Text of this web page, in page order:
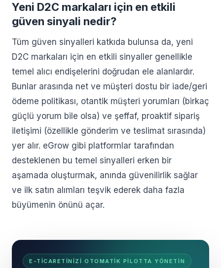
Yeni D2C markaları için en etkili
güven sinyali nedir?
Tüm güven sinyalleri katkıda bulunsa da, yeni
D2C markaları için en etkili sinyaller genellikle
temel alıcı endişelerini doğrudan ele alanlardır.
Bunlar arasında net ve müşteri dostu bir iade/geri
ödeme politikası, otantik müşteri yorumları (birkaç
güçlü yorum bile olsa) ve şeffaf, proaktif sipariş
iletişimi (özellikle gönderim ve teslimat sırasında)
yer alır. eGrow gibi platformlar tarafından
desteklenen bu temel sinyalleri erken bir
aşamada oluşturmak, anında güvenilirlik sağlar
ve ilk satın alımları teşvik ederek daha fazla
büyümenin önünü açar.
E-TICARETINIZI OTOMATIK PILOTTA YÖNETIN